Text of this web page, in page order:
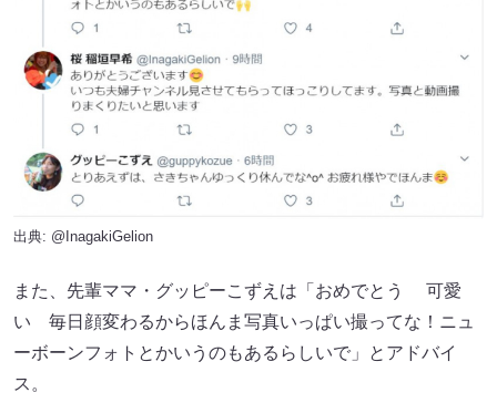
出典: @InagakiGelion
また、先輩ママ・グッピーこずえは「おめでとう 可愛
い 毎日顔変わるからほんま写真いっぱい撮ってな！ニュ
ーボーンフォトとかいうのもあるらしいで」とアドバイ
ス。